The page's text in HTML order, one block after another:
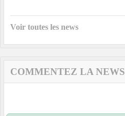
Voir toutes les news
COMMENTEZ LA NEWS